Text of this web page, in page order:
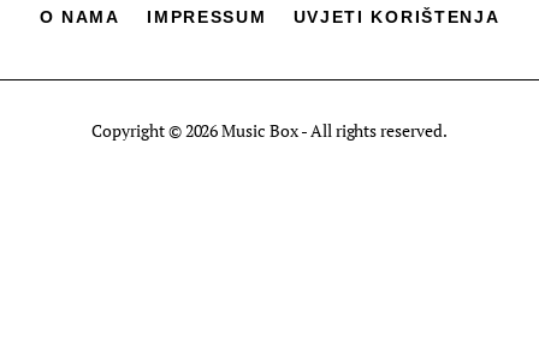
O NAMA IMPRESSUM UVJETI KORIŠTENJA
Copyright © 2026 Music Box - All rights reserved.